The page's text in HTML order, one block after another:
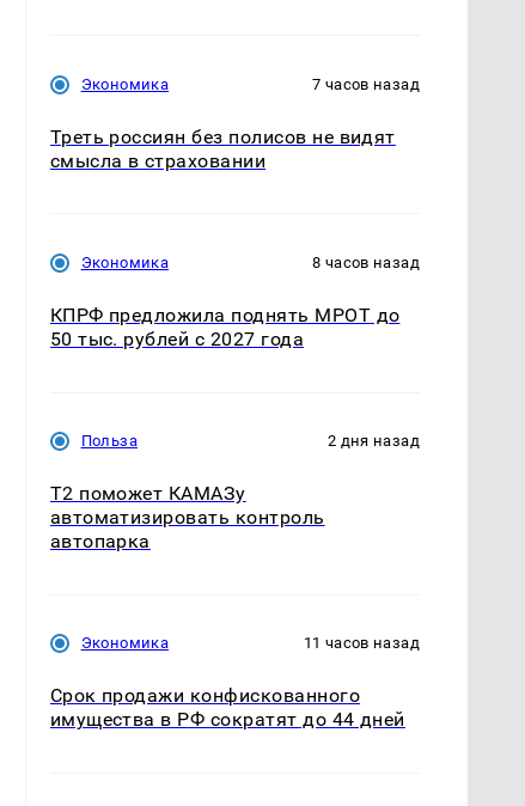
Экономика 7 часов назад
Треть россиян без полисов не видят
смысла в страховании
Экономика 8 часов назад
КПРФ предложила поднять МРОТ до
50 тыс. рублей с 2027 года
Польза 2 дня назад
T2 поможет КАМАЗу
автоматизировать контроль
автопарка
Экономика 11 часов назад
Срок продажи конфискованного
имущества в РФ сократят до 44 дней